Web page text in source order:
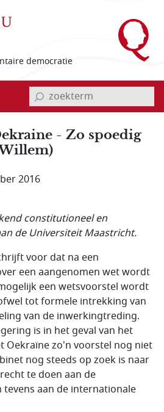
democratie
invoerveld zoekterm
- Zo spoedig
2016
constitutioneel en
de Universiteit Maastricht.
voor dat na een
een aangenomen wet wordt
een wetsvoorstel wordt
tot formele intrekking van
van de inwerkingtreding.
is in het geval van het
Oekraïne zo'n voorstel nog niet
nog steeds op zoek is naar
te doen aan de
aan de internationale